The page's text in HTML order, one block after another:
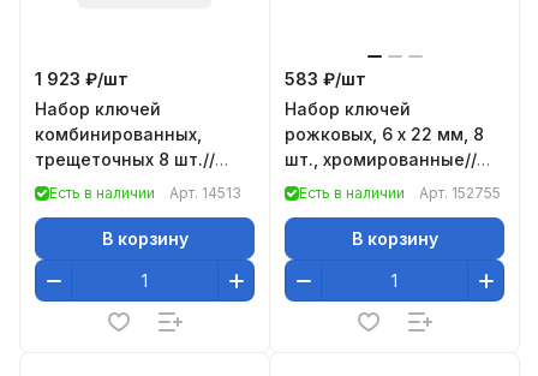
1 923 ₽/шт
Набор ключей
комбинированных,
трещеточных 8 шт.//
Matrix
Есть в наличии Арт. 14513
В корзину
583 ₽/шт
Набор ключей
рожковых, 6 х 22 мм, 8
шт., хромированные//
Sparta
Есть в наличии Арт. 152755
В корзину